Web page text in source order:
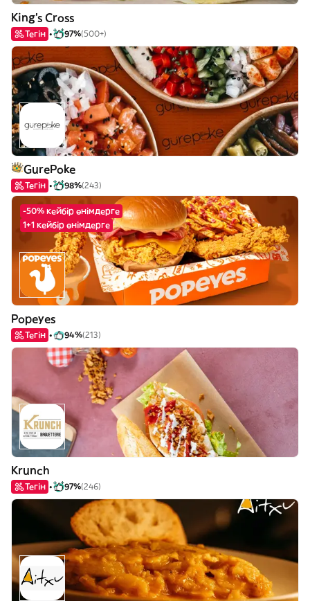
King's Cross
Тегін 97%(500+)
GurePoke
Тегін 98%(243)
-50% кейбір өнімдерге
1+1 кейбір өнімдерге
Popeyes
Тегін 94%(213)
Krunch
Тегін 97%(246)